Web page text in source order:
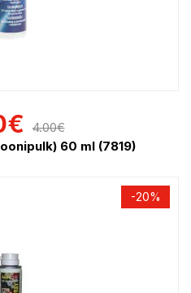
4.00€
€
60 ml (7819)
-20%